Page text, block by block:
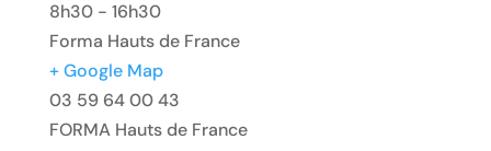
8h30 - 16h30
Forma Hauts de France
+ Google Map
03 59 64 00 43
FORMA Hauts de France